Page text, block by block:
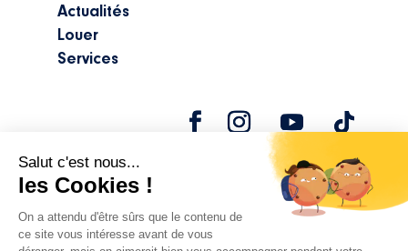
Actualités
Louer
Services
©2024 Marine Center |Mentions légales